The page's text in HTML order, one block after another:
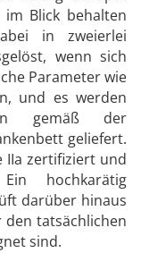
Blick behalten
in zweierlei
wenn sich
Parameter wie
und es werden
gemäß der
geliefert.
IIa zertifiziert und
hochkarätig
darüber hinaus
den tatsächlichen
sind.